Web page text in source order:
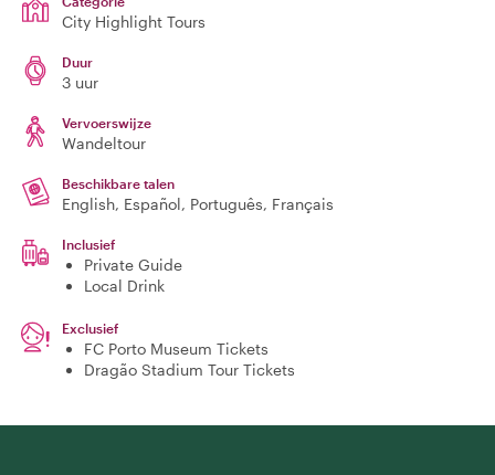
City Highlight Tours
Duur
3 uur
Vervoerswijze
Wandeltour
Beschikbare talen
English, Español, Português, Français
Inclusief
Private Guide
Local Drink
Exclusief
FC Porto Museum Tickets
Dragão Stadium Tour Tickets